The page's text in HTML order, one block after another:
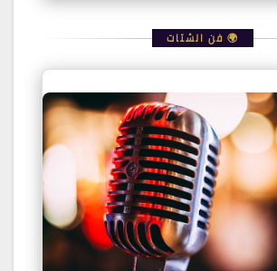
🌍 فن الشتات